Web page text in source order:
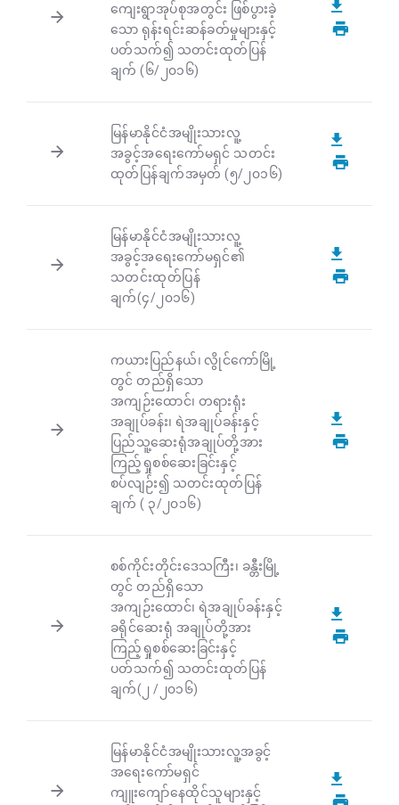
ကျေးရွာအုပ်စုအတွင်း ဖြစ်ပွားခဲ့
သော ရုန်းရင်းဆန်ခတ်မှုများနှင့်
ပတ်သက်၍ သတင်းထုတ်ပြန်
ချက် (၆/၂၀၁၆)
မြန်မာနိုင်ငံအမျိုးသားလူ့
အခွင့်အရေးကော်မရှင် သတင်း
ထုတ်ပြန်ချက်အမှတ် (၅/၂၀၁၆)
မြန်မာနိုင်ငံအမျိုးသားလူ့
အခွင့်အရေးကော်မရှင်၏
သတင်းထုတ်ပြန်
ချက်(၄/၂၀၁၆)
ကယားပြည်နယ်၊ လွိုင်ကော်မြို့
တွင် တည်ရှိသော
အကျဉ်းထောင်၊ တရားရုံး
အချုပ်ခန်း၊ ရဲအချုပ်ခန်းနှင့်
ပြည်သူ့ဆေးရုံအချုပ်တို့အား
ကြည့်ရှုစစ်ဆေးခြင်းနှင့်
စပ်လျဉ်း၍ သတင်းထုတ်ပြန်
ချက် ( ၃/၂၀၁၆)
စစ်ကိုင်းတိုင်းဒေသကြီး၊ ခန္တီးမြို့
တွင် တည်ရှိသော
အကျဉ်းထောင်၊ ရဲအချုပ်ခန်းနှင့်
ခရိုင်ဆေးရုံ အချုပ်တို့အား
ကြည့်ရှုစစ်ဆေးခြင်းနှင့်
ပတ်သက်၍ သတင်းထုတ်ပြန်
ချက်(၂ /၂၀၁၆)
မြန်မာနိုင်ငံအမျိုးသားလူ့အခွင့်
အရေးကော်မရှင်
ကျူးကျော်နေထိုင်သူများနှင့်